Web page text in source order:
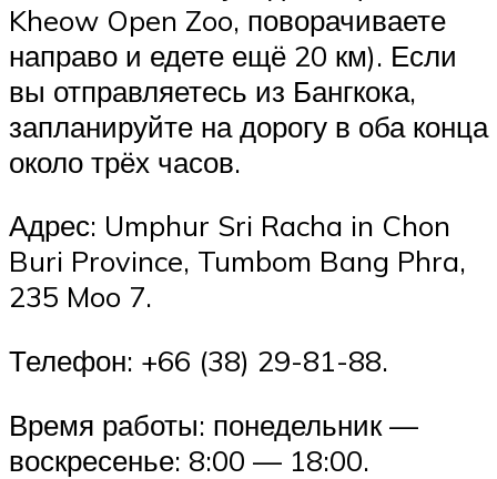
Kheow Open Zoo, поворачиваете
направо и едете ещё 20 км). Если
вы отправляетесь из Бангкока,
запланируйте на дорогу в оба конца
около трёх часов.
Адрес: Umphur Sri Racha in Chon
Buri Province, Tumbom Bang Phra,
235 Moo 7.
Телефон: +66 (38) 29-81-88.
Время работы: понедельник —
воскресенье: 8:00 — 18:00.